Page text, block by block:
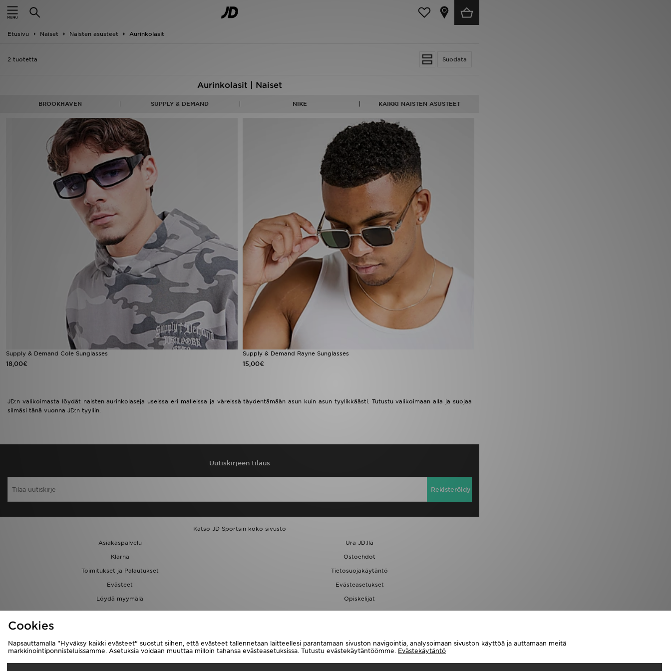
Etusivu Naiset Naisten asusteet Aurinkolasit
Suodata
2 tuotetta
Aurinkolasit | Naiset
BROOKHAVEN SUPPLY & DEMAND NIKE KAIKKI NAISTEN ASUSTEET
Supply & Demand Cole Sunglasses
18,00€
Supply & Demand Rayne Sunglasses
15,00€
JD:n valikoimasta löydät naisten aurinkolaseja useissa eri malleissa ja väreissä täydentämään asun kuin asun tyylikkäästi. Tutustu valikoimaan alla ja suojaa
silmäsi tänä vuonna JD:n tyyliin.
Uutiskirjeen tilaus
Rekisteröidy
Katso JD Sportsin koko sivusto
Asiakaspalvelu
Ura JD:llä
Klarna
Ostoehdot
Toimitukset ja Palautukset
Tietosuojakäytäntö
Evästeet
Evästeasetukset
Löydä myymälä
Opiskelijat
Kumppanuusohjelma
JD Blog
Toimitetaan
Etusivu
Uutuudet
Asiakaspalvelu ja tietoa
Cookies
Napsauttamalla "Hyväksy kaikki evästeet" suostut siihen, että evästeet tallennetaan laitteellesi parantamaan sivuston navigointia, analysoimaan sivuston käyttöä ja auttamaan meitä
markkinointiponnisteluissamme. Asetuksia voidaan muuttaa milloin tahansa evästeasetuksissa. Tutustu evästekäytäntöömme. Evästekäytäntö